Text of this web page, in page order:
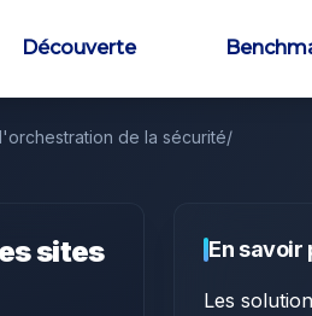
Découverte
de la sécurité/
sites
En savoir
Les